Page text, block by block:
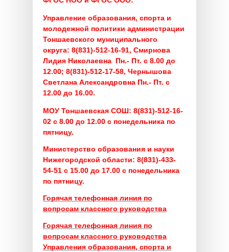
Управление образования, спорта и
молодежной политики администрации
Тоншаевского муниципального
округа: 8(831)-512-16-91, Смирнова
Лидия Николаевна Пн.- Пт. с 8.00 до
12.00; 8(831)-512-17-58, Чернышова
Светлана Александровна Пн.- Пт. с
12.00 до 16.00.
МОУ Тоншаевская СОШ: 8(831)-512-16-
02 с 8.00 до 12.00 с понедельника по
пятницу.
Министерство образования и науки
Нижегородской области: 8(831)-433-
54-51 с 15.00 до 17.00 с понедельника
по пятницу.
Горячая телефонная линия по
вопросам классного руководства
Горячая телефонная линия по
вопросам классного руководства
Управления образования, спорта и